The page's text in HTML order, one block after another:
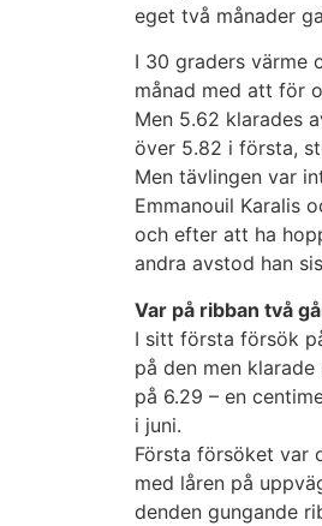
eget två månader
I 30 graders värme
månad med att för
Men 5.62 klarades
över 5.82 i första,
Men tävlingen var
Emmanouil Karalis
och efter att ha
andra avstod han
Var på ribban två
I sitt första försök
på den men
på 6.29 – en
i juni.
Första försöket var
med låren på
denden gungande